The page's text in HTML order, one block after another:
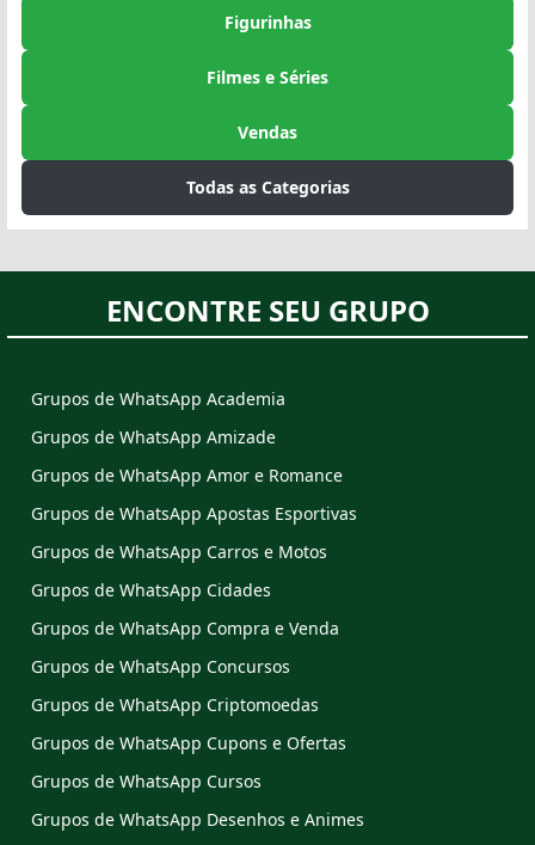
Figurinhas
Filmes e Séries
Vendas
Todas as Categorias
ENCONTRE SEU GRUPO
Grupos de WhatsApp Academia
Grupos de WhatsApp Amizade
Grupos de WhatsApp Amor e Romance
Grupos de WhatsApp Apostas Esportivas
Grupos de WhatsApp Carros e Motos
Grupos de WhatsApp Cidades
Grupos de WhatsApp Compra e Venda
Grupos de WhatsApp Concursos
Grupos de WhatsApp Criptomoedas
Grupos de WhatsApp Cupons e Ofertas
Grupos de WhatsApp Cursos
Grupos de WhatsApp Desenhos e Animes